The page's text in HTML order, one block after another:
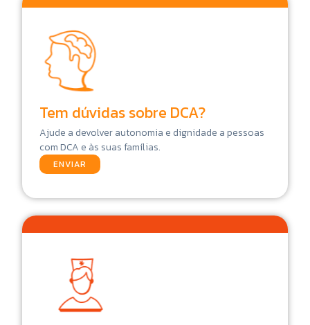
Tem dúvidas sobre DCA?
Ajude a devolver autonomia e dignidade a pessoas
com DCA e às suas famílias.
ENVIAR